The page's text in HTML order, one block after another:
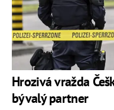
Hrozivá vražda
bývalý partner